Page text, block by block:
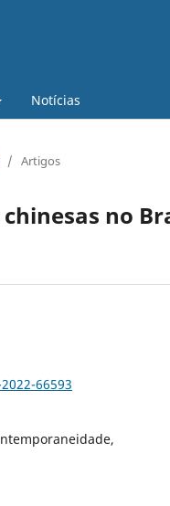
Notícias
/ Artigos
no
66593